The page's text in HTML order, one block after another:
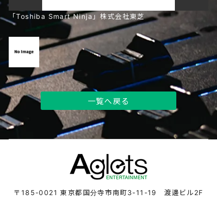
「Toshiba Smart Ninja」株式会社東芝
一覧へ戻る
〒185-0021 東京都国分寺市南町3-11-19 渡邊ビル2F